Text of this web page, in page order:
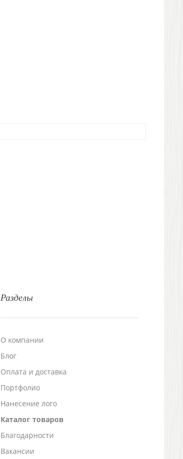
Разделы
О компании
Блог
Оплата и доставка
Портфолио
Нанесение лого
Каталог товаров
Благодарности
Вакансии